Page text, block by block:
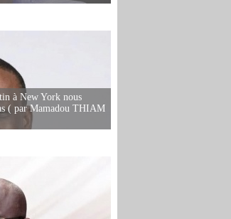
à New York nous
( par Mamadou THIAM